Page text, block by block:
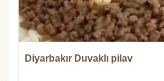
Diyarbakır Duvaklı pilav